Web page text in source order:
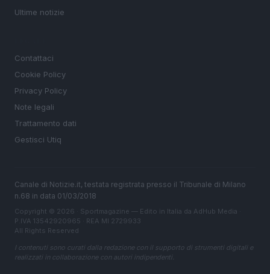
Ultime notizie
Contattaci
Cookie Policy
Privacy Policy
Note legali
Trattamento dati
Gestisci Utiq
Canale di Notizie.it, testata registrata presso il Tribunale di Milano
n.68 in data 01/03/2018
Copyright © 2026 · Sportmagazine — Edito in Italia da AdHub Media
P.IVA 13542920965 · REA MI 2729933
All Rights Reserved
I contenuti sono curati dalla redazione con il supporto di strumenti digitali e
realizzati in collaborazione con autori indipendenti.